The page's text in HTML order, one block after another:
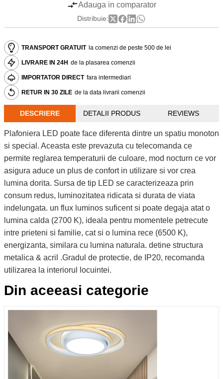
Adauga in comparator
Distribuie:
TRANSPORT GRATUIT la comenzi de peste 500 de lei
LIVRARE IN 24H de la plasarea comenzii
IMPORTATOR DIRECT fara intermediari
RETUR IN 30 ZILE de la data livrarii comenzii
DESCRIERE DETALII PRODUS REVIEWS
Plafoniera LED poate face diferenta dintre un spatiu monoton
si special. Aceasta este prevazuta cu telecomanda ce
permite reglarea temperaturii de culoare, mod nocturn ce vor
asigura aduce un plus de confort in utilizare si vor crea
lumina dorita. Sursa de tip LED se caracterizeaza prin
consum redus, luminozitatea ridicata si durata de viata
indelungata. un flux luminos suficent si poate degaja atat o
lumina calda (2700 K), ideala pentru momentele petrecute
intre prieteni si familie, cat si o lumina rece (6500 K),
energizanta, similara cu lumina naturala. detine structura
metalica & acril .Gradul de protectie, de IP20, recomanda
utilizarea la interiorul locuintei.
Din aceeasi categorie